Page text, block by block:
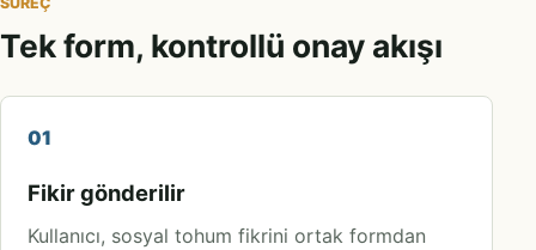
Tek form, kontrollü onay akışı
01
Fikir gönderilir
Kullanıcı, sosyal tohum fikrini ortak formdan